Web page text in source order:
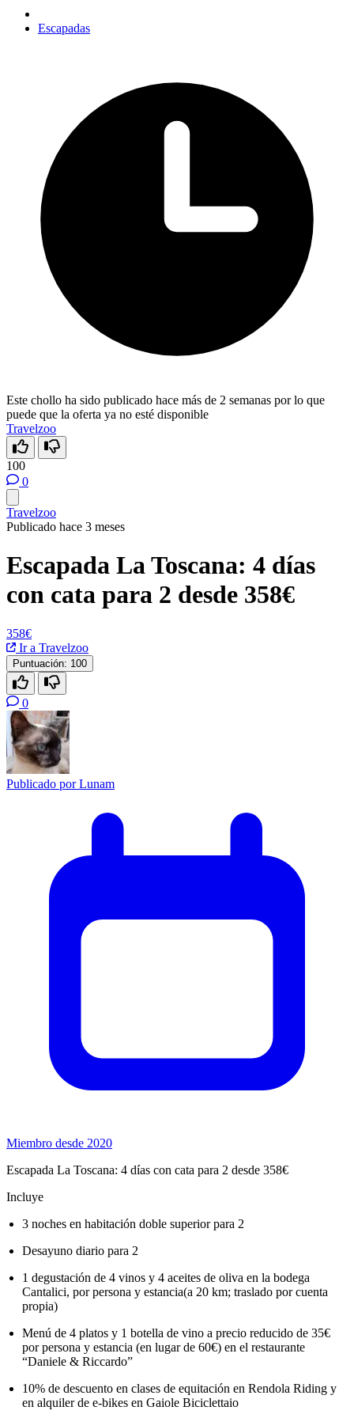
Escapadas
Este chollo ha sido publicado hace más de 2 semanas por lo que
puede que la oferta ya no esté disponible
Travelzoo
100
0
Travelzoo
Publicado hace 3 meses
Escapada La Toscana: 4 días
con cata para 2 desde 358€
358€
Ir a Travelzoo
Puntuación: 100
0
Publicado porLunam
Miembro desde 2020
Escapada La Toscana: 4 días con cata para 2 desde 358€
Incluye
3 noches en habitación doble superior para 2
Desayuno diario para 2
1 degustación de 4 vinos y 4 aceites de oliva en la bodega
Cantalici, por persona y estancia(a 20 km; traslado por cuenta
propia)
Menú de 4 platos y 1 botella de vino a precio reducido de 35€
por persona y estancia (en lugar de 60€) en el restaurante
“Daniele & Riccardo”
10% de descuento en clases de equitación en Rendola Riding y
en alquiler de e-bikes en Gaiole Biciclettaio